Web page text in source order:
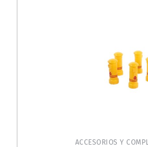
ACCESORIOS Y